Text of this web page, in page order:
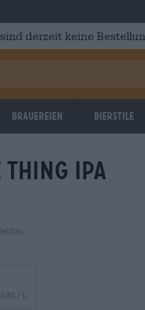
derzeit keine
Brauereien Bierstile
ipa
/ L